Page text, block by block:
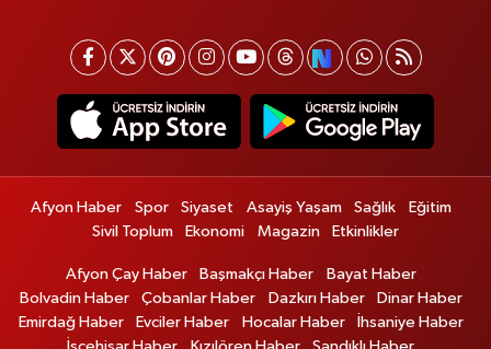
Afyon Haber Spor Siyaset Asayiş Yaşam Sağlık
Eğitim
Sivil Toplum
Ekonomi Magazin Etkinlikler
Afyon Çay Haber Başmakçı Haber
Bayat Haber
Bolvadin Haber
Çobanlar Haber Dazkırı Haber
Dinar Haber
Emirdağ Haber
Evciler Haber Hocalar Haber
İhsaniye Haber